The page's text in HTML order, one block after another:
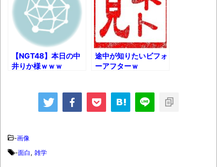
ップ
高嶋ちさ子、ダウン症の姉が暴行事件！事
件の一部始終と衝撃の結末
【呆然】北海道旅行ワイ「ウニイクラ丼特
盛で食うぞ！！！うおおおおおおお
果･････････････････････････････
【動画】カニ、ちょっかい出してきた陰に
ｗ
【NGT48】本日の中
井りか様ｗｗｗ
途中が知りたいビフォ
ーアフターｗ
-画像
-面白, 雑学